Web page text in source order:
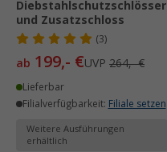
Diebstahlschutzschlösser
und Zusatzschloss
(3)
ab 199,- €UVP 264,- €
Lieferbar
Filialverfügbarkeit: Filiale setzen
Weitere Ausführungen
erhältlich